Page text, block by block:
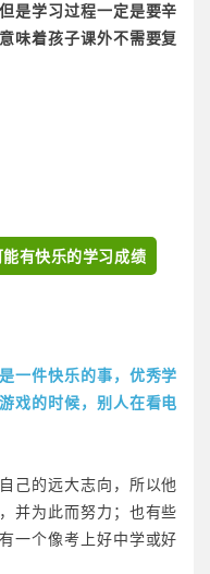
是学习过程一定是要辛
味着孩子课外不需要复
有快乐的学习成绩
一件快乐的事，优秀学
戏的时候，别人在看电
己的远大志向，所以他
并为此而努力；也有些
一个像考上好中学或好